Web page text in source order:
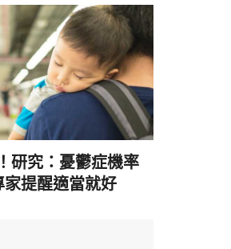
研究：憂鬱症機率
提醒適當就好